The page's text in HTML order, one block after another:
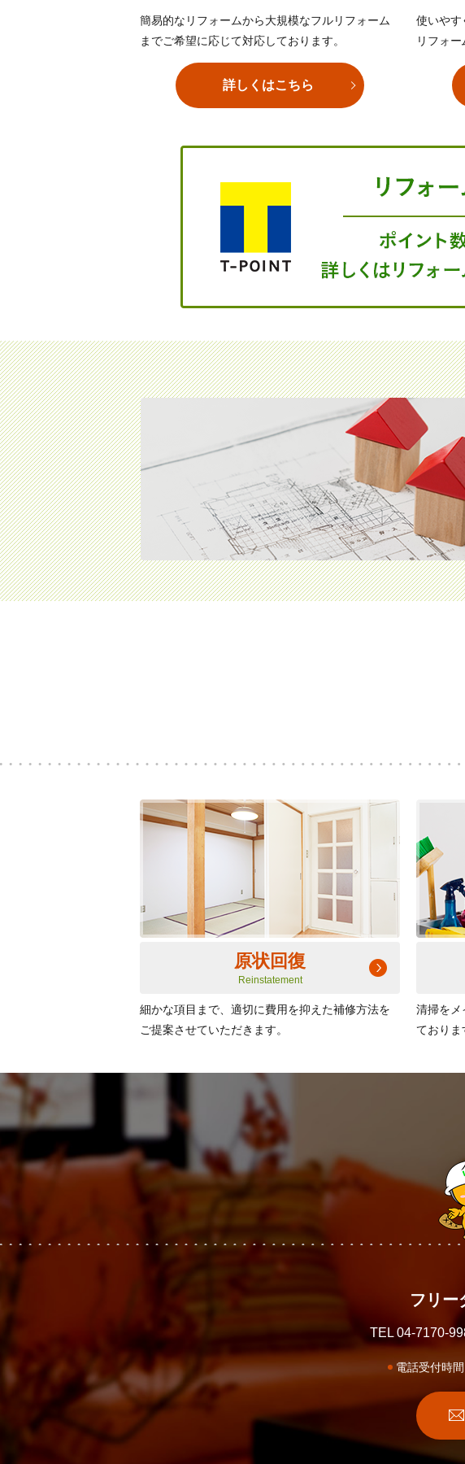
簡易的なリフォームから大規模なフルリフォーム
までご希望に応じて対応しております。
詳しくはこちら
使いやす
リフォ
原状回復
Reinstatement
細かな項目まで、適切に費用を抑えた補修方法を
ご提案させていただきます。
清掃をメ
ておりま
フリー
TEL 04-7170-
電話受付時